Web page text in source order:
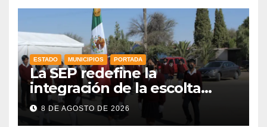
ESTADO MUNICIPIOS PORTADA
La SEP redefine la
integración de la escolta
escolar prioritando la
inclusión
8 DE AGOSTO DE 2026